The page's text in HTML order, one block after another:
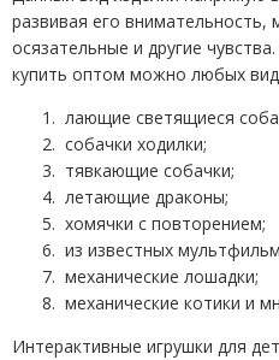
развивая его внимательность,
осязательные и другие
купить оптом можно любых
лающие светящиеся
собачки ходилки;
тявкающие собачки;
летающие драконы;
хомячки с повторением;
из известных
механические лошадки;
механические котики и
Интерактивные игрушки для